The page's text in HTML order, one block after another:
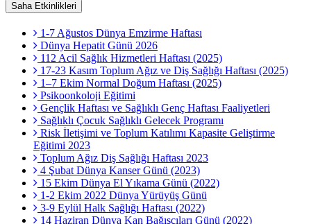
Saha Etkinlikleri
1-7 Ağustos Dünya Emzirme Haftası
Dünya Hepatit Günü 2026
112 Acil Sağlık Hizmetleri Haftası (2025)
17-23 Kasım Toplum Ağız ve Diş Sağlığı Haftası (2025)
1–7 Ekim Normal Doğum Haftası (2025)
Psikoonkoloji Eğitimi
Gençlik Haftası ve Sağlıklı Genç Haftası Faaliyetleri
Sağlıklı Çocuk Sağlıklı Gelecek Programı
Risk İletişimi ve Toplum Katılımı Kapasite Geliştirme
Eğitimi 2023
Toplum Ağız Diş Sağlığı Haftası 2023
4 Şubat Dünya Kanser Günü (2023)
15 Ekim Dünya El Yıkama Günü (2022)
1-2 Ekim 2022 Dünya Yürüyüş Günü
3-9 Eylül Halk Sağlığı Haftası (2022)
14 Haziran Dünya Kan Bağışçıları Günü (2022)